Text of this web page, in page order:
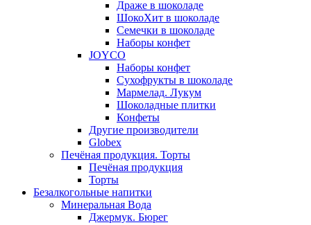
Драже в шоколаде
ШокоХит в шоколаде
Семечки в шоколаде
Наборы конфет
JOYCO
Наборы конфет
Сухофрукты в шоколаде
Мармелад. Лукум
Шоколадные плитки
Конфеты
Другие производители
Globex
Печёная продукция. Торты
Печёная продукция
Торты
Безалкогольные напитки
Минеральная Вода
Джермук. Бюрег